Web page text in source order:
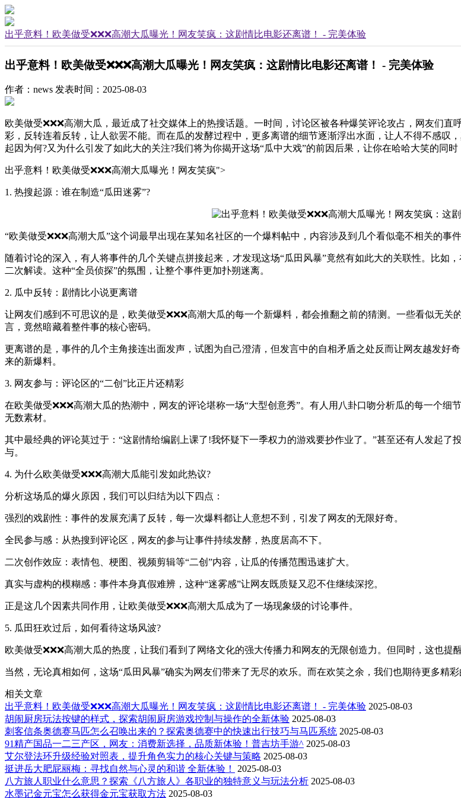
出乎意料！欧美做受❌❌❌高潮大瓜曝光！网友笑疯：这剧情比电影还离谱！ - 完美体验
出乎意料！欧美做受❌❌❌高潮大瓜曝光！网友笑疯：这剧情比电影还离谱！ - 完美体验
作者：news 发表时间：2025-08-03
欧美做受❌❌❌高潮大瓜，最近成了社交媒体上的热搜话题。一时间，讨论区被各种爆笑评论攻占，网友们
彩，反转连着反转，让人欲罢不能。而在瓜的发酵过程中，更多离谱的细节逐渐浮出水面，让人不得不感叹
起因为何?又为什么引发了如此大的关注?我们将为你揭开这场“瓜中大戏”的前因后果，让你在哈哈大笑的同
出乎意料！欧美做受❌❌❌高潮大瓜曝光！网友笑疯">
1. 热搜起源：谁在制造“瓜田迷雾”?
“欧美做受❌❌❌高潮大瓜”这个词最早出现在某知名社区的一个爆料帖中，内容涉及到几个看似毫不相关的
随着讨论的深入，有人将事件的几个关键点拼接起来，才发现这场“瓜田风暴”竟然有如此大的关联性。比如
二次解读。这种“全员侦探”的氛围，让整个事件更加扑朔迷离。
2. 瓜中反转：剧情比小说更离谱
让网友们感到不可思议的是，欧美做受❌❌❌高潮大瓜的每一个新爆料，都会推翻之前的猜测。一些看似无
言，竟然暗藏着整件事的核心密码。
更离谱的是，事件的几个主角接连出面发声，试图为自己澄清，但发言中的自相矛盾之处反而让网友越发好
来的新爆料。
3. 网友参与：评论区的“二创”比正片还精彩
在欧美做受❌❌❌高潮大瓜的热潮中，网友的评论堪称一场“大型创意秀”。有人用八卦口吻分析瓜的每一个
无数素材。
其中最经典的评论莫过于：“这剧情给编剧上课了!我怀疑下一季权力的游戏要抄作业了。”甚至还有人发起
与。
4. 为什么欧美做受❌❌❌高潮大瓜能引发如此热议?
分析这场瓜的爆火原因，我们可以归结为以下四点：
强烈的戏剧性：事件的发展充满了反转，每一次爆料都让人意想不到，引发了网友的无限好奇。
全民参与感：从热搜到评论区，网友的参与让事件持续发酵，热度居高不下。
二次创作效应：表情包、梗图、视频剪辑等“二创”内容，让瓜的传播范围迅速扩大。
真实与虚构的模糊感：事件本身真假难辨，这种“迷雾感”让网友既质疑又忍不住继续深挖。
正是这几个因素共同作用，让欧美做受❌❌❌高潮大瓜成为了一场现象级的讨论事件。
5. 瓜田狂欢过后，如何看待这场风波?
欧美做受❌❌❌高潮大瓜的热度，让我们看到了网络文化的强大传播力和网友的无限创造力。但同时，这也
当然，无论真相如何，这场“瓜田风暴”确实为网友们带来了无尽的欢乐。而在欢笑之余，我们也期待更多精
相关文章
出乎意料！欧美做受❌❌❌高潮大瓜曝光！网友笑疯：这剧情比电影还离谱！ - 完美体验 2025-08-03
胡闹厨房玩法按键的样式，探索胡闹厨房游戏控制与操作的全新体验 2025-08-03
刺客信条奥德赛马匹怎么召唤出来的？探索奥德赛中的快速出行技巧与马匹系统 2025-08-03
91精产国品一二三产区，网友：消费新选择，品质新体验！普吉坊手游^ 2025-08-03
艾尔登法环升级经验对照表，提升角色实力的核心关键与策略 2025-08-03
挺进岳大肥屁丽梅：寻找自然与心灵的和谐 全新体验！
2025-08-03
八方旅人职业什么意思？探索《八方旅人》各职业的独特意义与玩法分析 2025-08-03
水墨记金元宝怎么获得金元宝获取方法 2025-08-03